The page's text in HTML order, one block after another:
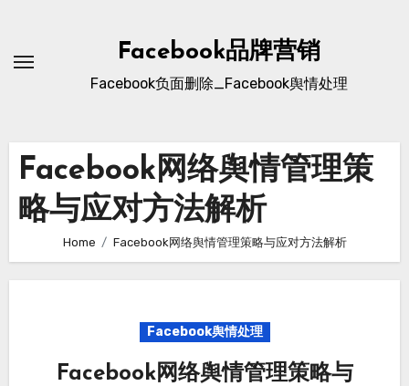
content
Facebook品牌营销
Facebook负面删除_Facebook舆情处理
Facebook网络舆情管理策
略与应对方法解析
Home Facebook网络舆情管理策略与应对方法解析
Facebook舆情处理
Facebook网络舆情管理策略与